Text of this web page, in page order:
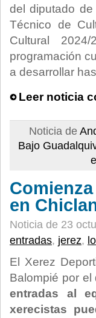
del diputado
Técnico de
Cultural
programación
a desarrollar
Leer noticia
Noticia de
Bajo
en
Noticia de 23
entradas, jerez,
El Xerez
Balompié por
entradas al
xerecistas